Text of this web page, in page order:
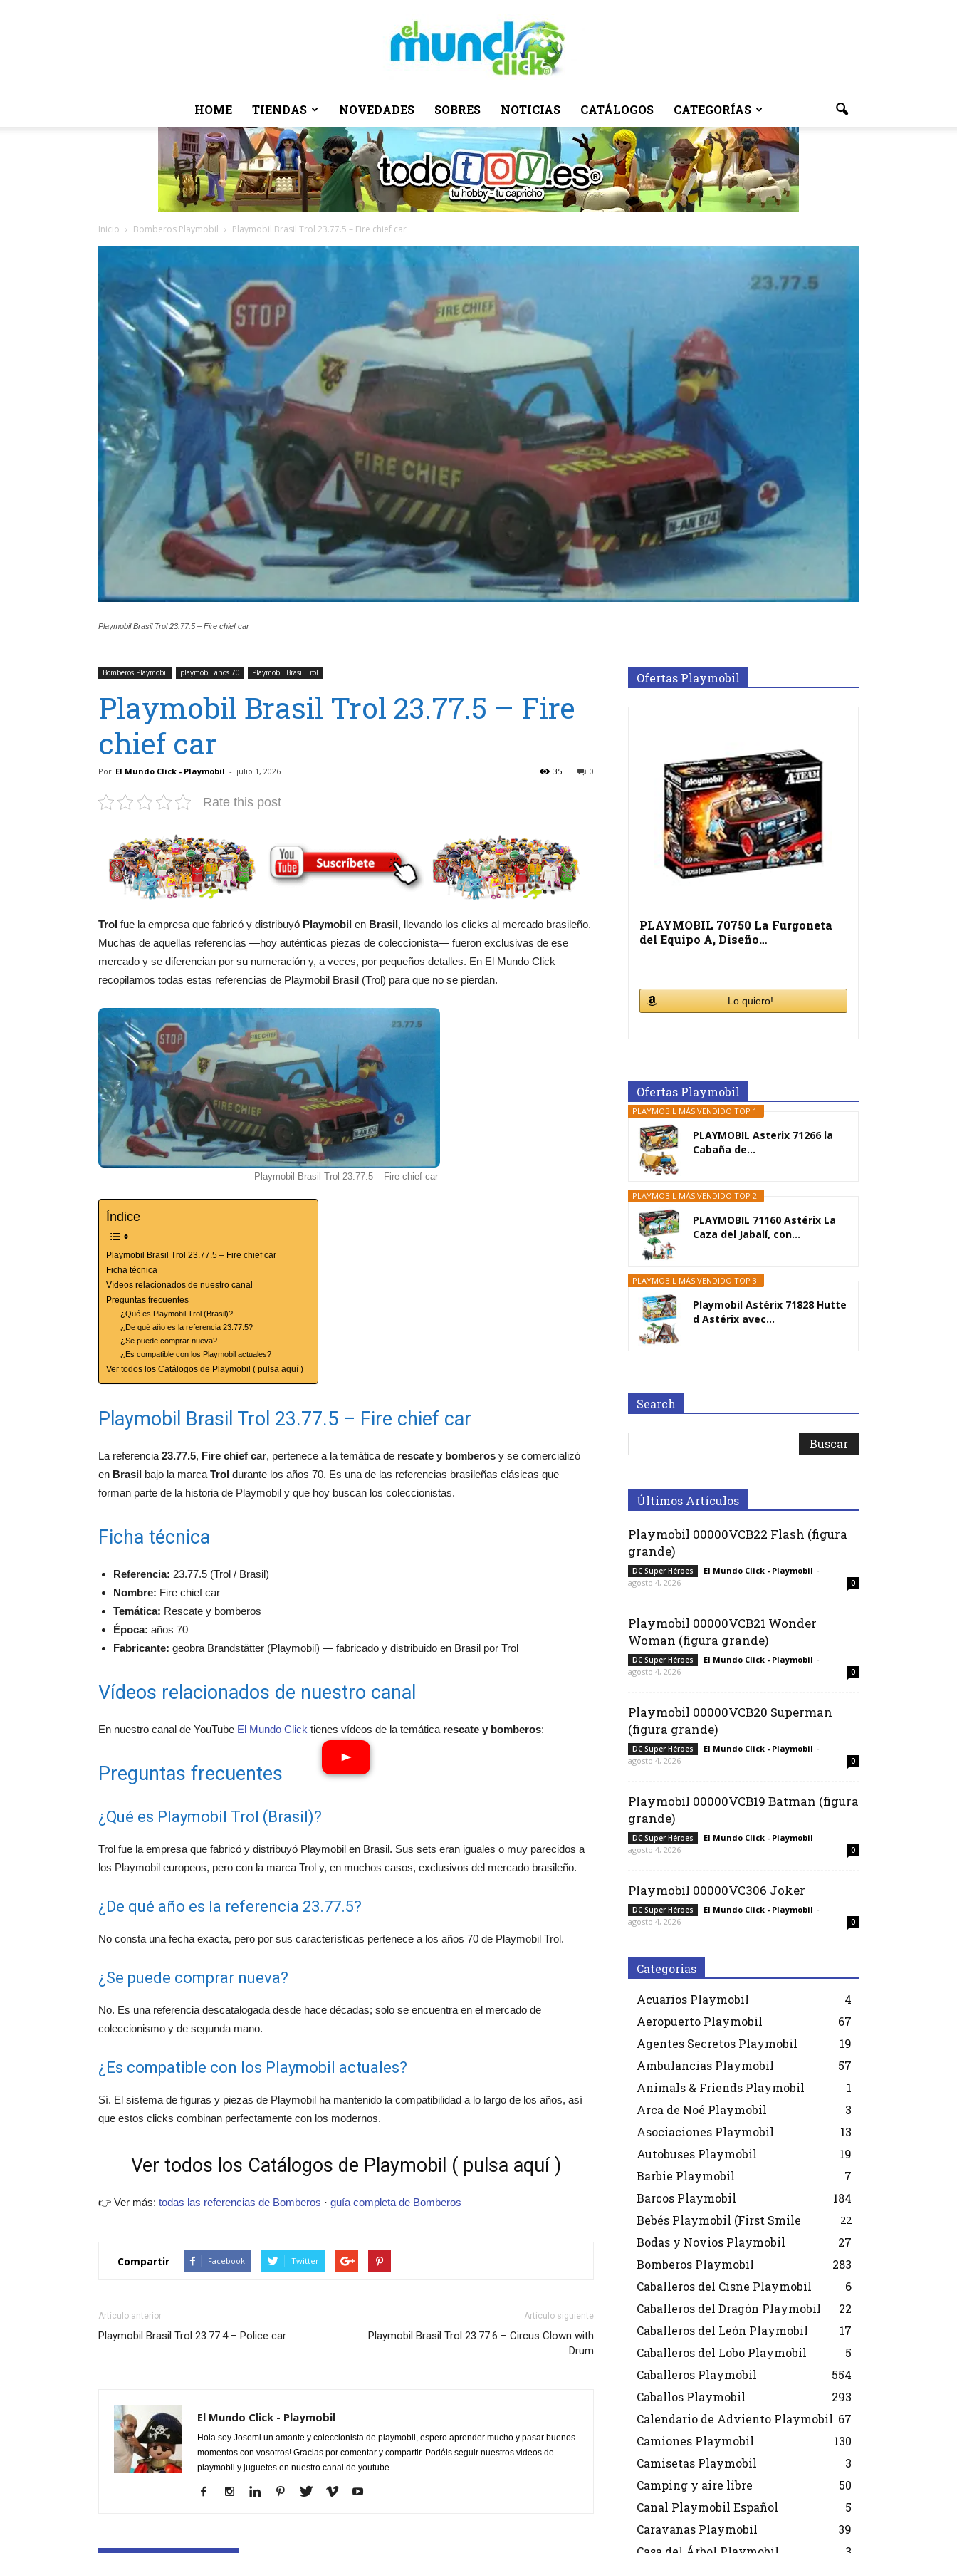
El
Click
HOME TIENDAS NOVEDADES SOBRES NOTICIAS CATÁLOGOS CATEGORÍAS
Inicio Bomberos Playmobil Playmobil Brasil Trol 23.77.5 – Fire chief car
Playmobil Brasil Trol 23.77.5 – Fire chief car
Bomberos Playmobil playmobil años 70 Playmobil Brasil Trol
Playmobil Brasil Trol 23.77.5 – Fire
chief car
Por El Mundo Click - Playmobil - julio 1, 2026 0
35
Rate this post
Trol fue la empresa que fabricó y distribuyó Playmobil en Brasil, llevando los clicks al mercado brasileño.
Muchas de aquellas referencias —hoy auténticas piezas de coleccionista— fueron exclusivas de ese
mercado y se diferencian por su numeración y, a veces, por pequeños detalles. En El Mundo Click
recopilamos todas estas referencias de Playmobil Brasil (Trol) para que no se pierdan.
Playmobil Brasil Trol 23.77.5 – Fire chief car
Índice
Playmobil Brasil Trol 23.77.5 – Fire chief car
Ficha técnica
Vídeos relacionados de nuestro canal
Preguntas frecuentes
¿Qué es Playmobil Trol (Brasil)?
¿De qué año es la referencia 23.77.5?
¿Se puede comprar nueva?
¿Es compatible con los Playmobil actuales?
Ver todos los Catálogos de Playmobil ( pulsa aquí )
Playmobil Brasil Trol 23.77.5 – Fire chief car
La referencia 23.77.5, Fire chief car, pertenece a la temática de rescate y bomberos y se comercializó
en Brasil bajo la marca Trol durante los años 70. Es una de las referencias brasileñas clásicas que
forman parte de la historia de Playmobil y que hoy buscan los coleccionistas.
Ficha técnica
Referencia: 23.77.5 (Trol / Brasil)
Nombre: Fire chief car
Temática: Rescate y bomberos
Época: años 70
Fabricante: geobra Brandstätter (Playmobil) — fabricado y distribuido en Brasil por Trol
Vídeos relacionados de nuestro canal
En nuestro canal de YouTube El Mundo Click tienes vídeos de la temática rescate y bomberos:
Preguntas frecuentes
¿Qué es Playmobil Trol (Brasil)?
Trol fue la empresa que fabricó y distribuyó Playmobil en Brasil. Sus sets eran iguales o muy parecidos a
los Playmobil europeos, pero con la marca Trol y, en muchos casos, exclusivos del mercado brasileño.
¿De qué año es la referencia 23.77.5?
No consta una fecha exacta, pero por sus características pertenece a los años 70 de Playmobil Trol.
¿Se puede comprar nueva?
No. Es una referencia descatalogada desde hace décadas; solo se encuentra en el mercado de
coleccionismo y de segunda mano.
¿Es compatible con los Playmobil actuales?
Sí. El sistema de figuras y piezas de Playmobil ha mantenido la compatibilidad a lo largo de los años, así
que estos clicks combinan perfectamente con los modernos.
Ver todos los Catálogos de Playmobil ( pulsa aquí )
👉 Ver más: todas las referencias de Bomberos · guía completa de Bomberos
Compartir Facebook Twitter
Artículo anterior
Playmobil Brasil Trol 23.77.4 – Police car
Artículo siguiente
Playmobil Brasil Trol 23.77.6 – Circus Clown with
Drum
El Mundo Click - Playmobil
Hola soy Josemi un amante y coleccionista de playmobil, espero aprender mucho y pasar buenos
momentos con vosotros! Gracias por comentar y compartir. Podéis seguir nuestros videos de
playmobil y juguetes en nuestro canal de youtube.
Ofertas Playmobil
PLAYMOBIL 70750 La Furgoneta
del Equipo A, Diseño…
Lo quiero!
Ofertas Playmobil
PLAYMOBIL MÁS VENDIDO TOP 1
PLAYMOBIL Asterix 71266 la
Cabaña de...
PLAYMOBIL MÁS VENDIDO TOP 2
PLAYMOBIL 71160 Astérix La
Caza del Jabalí, con...
PLAYMOBIL MÁS VENDIDO TOP 3
Playmobil Astérix 71828 Hutte
d Astérix avec...
Search
Últimos Artículos
Playmobil 00000VCB22 Flash (figura
grande)
DC Super Héroes El Mundo Click - Playmobil -
agosto 4, 2026
0
Playmobil 00000VCB21 Wonder
Woman (figura grande)
DC Super Héroes El Mundo Click - Playmobil -
agosto 4, 2026
0
Playmobil 00000VCB20 Superman
(figura grande)
DC Super Héroes El Mundo Click - Playmobil -
agosto 4, 2026
0
Playmobil 00000VCB19 Batman (figura
grande)
DC Super Héroes El Mundo Click - Playmobil -
agosto 4, 2026
0
Playmobil 00000VC306 Joker
DC Super Héroes El Mundo Click - Playmobil -
agosto 4, 2026
0
Categorias
Acuarios Playmobil
4
Aeropuerto Playmobil
67
Agentes Secretos Playmobil
19
Ambulancias Playmobil
57
Animals & Friends Playmobil
1
Arca de Noé Playmobil
3
Asociaciones Playmobil
13
Autobuses Playmobil
19
Barbie Playmobil
7
Barcos Playmobil
184
Bebés Playmobil (First Smile
22
Bodas y Novios Playmobil
27
Bomberos Playmobil
283
Caballeros del Cisne Playmobil
6
Caballeros del Dragón Playmobil
22
Caballeros del León Playmobil
17
Caballeros del Lobo Playmobil
5
Caballeros Playmobil
554
Caballos Playmobil
293
Calendario de Adviento Playmobil 67
Camiones Playmobil
130
Camisetas Playmobil
3
Camping y aire libre
50
Canal Playmobil Español
5
Caravanas Playmobil
39